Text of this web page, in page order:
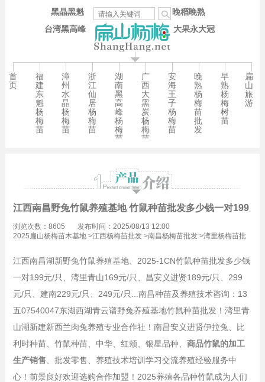
台湾黑高峰
晚稻晚熟
大果永大冠
黑晶黑魁
首
页
福
建
东
魁
杨
梅
苗
漳
州
水
晶
杨
梅
苗
浙
江
仙
居
杨
梅
苗
湖
南
黑
高
峰
杨
梅
苗
广
西
大
黑
炭
杨
梅
苗
安
海
王
子
杨
梅
苗
晚
熟
杨
梅
苗
批
发
早
熟
杨
梅
树
苗
扁
山
旅
游
江西南昌野兔竹鼠养殖基地 竹鼠种苗批发多少钱一对199元/
浏览次数：8605
发布时间：2025/08/13 12:00
2025扁山杨梅苗木基地>江西杨梅苗批发>南昌杨梅苗批发>湾里杨梅苗批
江西南昌湖新野兔竹鼠养殖基地、2025-1CN竹鼠种苗批发多少钱
一对199元/只、 湾里青山169元/只、昌安义进贤189元/只、 299
元/只、 建南229元/只、249元/只... 南昌种苗及养殖技术咨询：13
五07540047东湖西湖青云谱野兔养殖基地竹鼠种苗批发！湾里青
山湖新建新西兰肉兔养殖专业合作社！南昌安义进贤伊拉兔、比
利时种苗、竹鼠种苗、中华、红颊、银星品种、 商品竹鼠的加工
生产销售 、批发零售、养殖技术培训学习交流养殖经验服务中
心！前景良好欢迎选购合作加盟！2025养殖各品种竹鼠成为人们